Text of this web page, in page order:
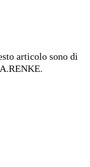
articolo sono di